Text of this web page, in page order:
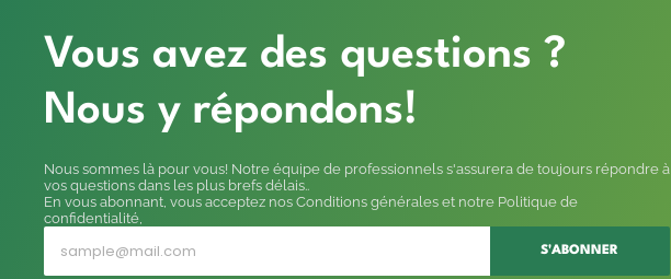
Vous avez des questions ?
Nous y répondons!
Nous sommes là pour vous! Notre équipe de professionnels s'assurera de toujours répondre à
vos questions dans les plus brefs délais..
En vous abonnant, vous acceptez nos Conditions générales et notre Politique de
confidentialité,
S'ABONNER